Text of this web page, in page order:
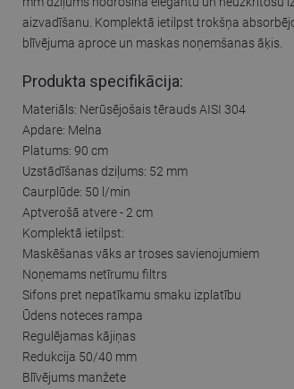
aizvadīšanu. Komplektā ietilpst trokšņa
blīvējuma aproce un maskas noņemšanas āķis.
Produkta specifikācija:
Materiāls: Nerūsējošais tērauds AISI 304
Apdare: Melna
Platums: 90 cm
Uzstādīšanas dziļums: 52 mm
Caurplūde: 50 l/min
Aptverošā atvere - 2 cm
Komplektā ietilpst:
Maskēšanas vāks ar troses savienojumiem
Noņemams netīrumu filtrs
Sifons pret nepatīkamu smaku izplatību
Ūdens noteces rampa
Regulējamas kājiņas
Redukcija 50/40 mm
Blīvējums manžete